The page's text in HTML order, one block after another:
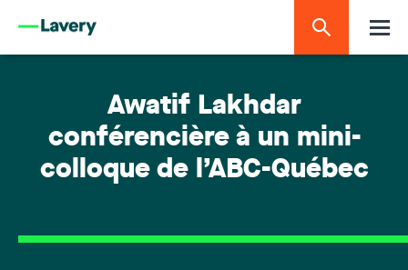
Awatif Lakhdar
conférencière à un mini-
colloque de l’ABC-Québec